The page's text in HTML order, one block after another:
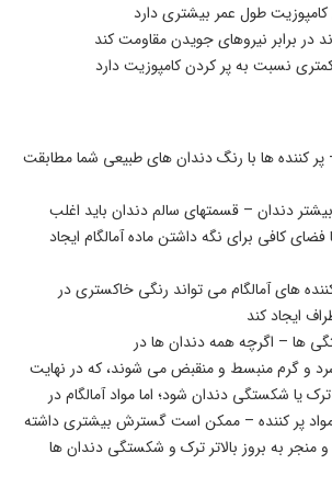
کامپوزیت طول عمر بیشتری دارد
در برابر نیروهای جویدن مقاومت کند
نسبت به پر کردن کامپوزیت دارد
کننده ها با رنگ دندان های طبیعی شما مطابقت
دندان – قسمتهای سالم دندان باید اغلب
فضای کافی برای نگه داشتن ماده آمالگام ایجاد
های آمالگام می تواند رنگی خاکستری در
ایجاد کند
ها – اگرچه همه دندان ها در
و گرم منبسط و منقبض می شوند، که در نهایت
یا شکستگی دندان شود؛ اما مواد آمالگام در
مواد پر کننده – ممکن است گسترش بیشتری داشته
منجر به بروز بالاتر ترک و شکستگی دندان ها